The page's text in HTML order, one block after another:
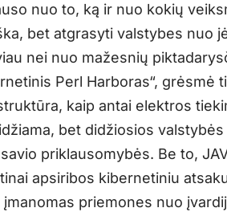
nuo to, ką ir nuo kokių
bet atgrasyti valstybes nuo
nei nuo mažesnių
Perl Harboras“, grėsmė
kaip antai elektros
bet didžiosios
priklausomybės. Be to,
apsiribos kibernetiniu
įmanomas priemones nuo